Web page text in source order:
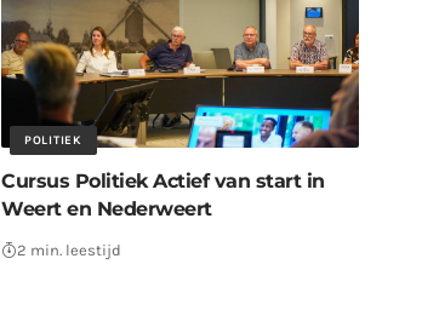
POLITIEK
Cursus Politiek Actief van start in
Weert en Nederweert
2 min. leestijd